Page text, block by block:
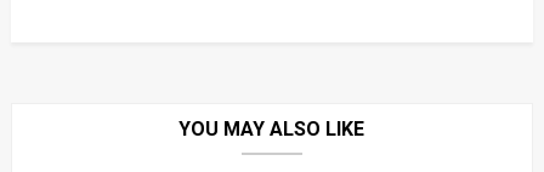
YOU MAY ALSO LIKE